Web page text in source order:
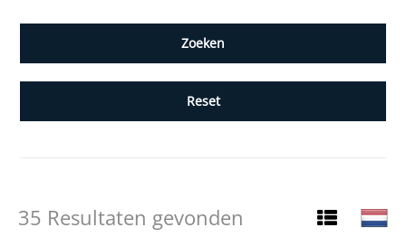
Reset
35 Resultaten gevonden